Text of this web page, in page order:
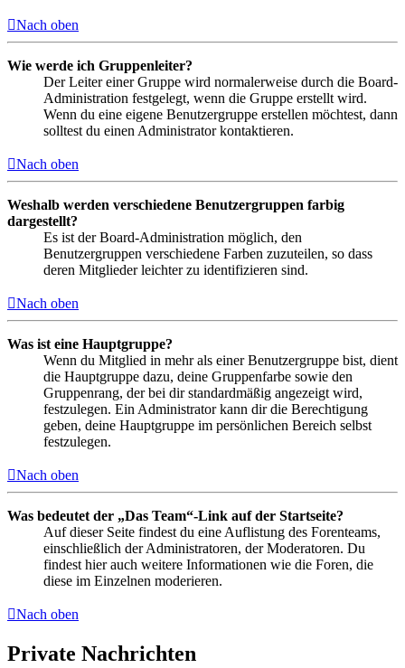
Nach oben
Wie werde ich Gruppenleiter?
Der Leiter einer Gruppe wird normalerweise durch die Board-
Administration festgelegt, wenn die Gruppe erstellt wird.
Wenn du eine eigene Benutzergruppe erstellen möchtest, dann
solltest du einen Administrator kontaktieren.
Nach oben
Weshalb werden verschiedene Benutzergruppen farbig
dargestellt?
Es ist der Board-Administration möglich, den
Benutzergruppen verschiedene Farben zuzuteilen, so dass
deren Mitglieder leichter zu identifizieren sind.
Nach oben
Was ist eine Hauptgruppe?
Wenn du Mitglied in mehr als einer Benutzergruppe bist, dient
die Hauptgruppe dazu, deine Gruppenfarbe sowie den
Gruppenrang, der bei dir standardmäßig angezeigt wird,
festzulegen. Ein Administrator kann dir die Berechtigung
geben, deine Hauptgruppe im persönlichen Bereich selbst
festzulegen.
Nach oben
Was bedeutet der „Das Team“-Link auf der Startseite?
Auf dieser Seite findest du eine Auflistung des Forenteams,
einschließlich der Administratoren, der Moderatoren. Du
findest hier auch weitere Informationen wie die Foren, die
diese im Einzelnen moderieren.
Nach oben
Private Nachrichten